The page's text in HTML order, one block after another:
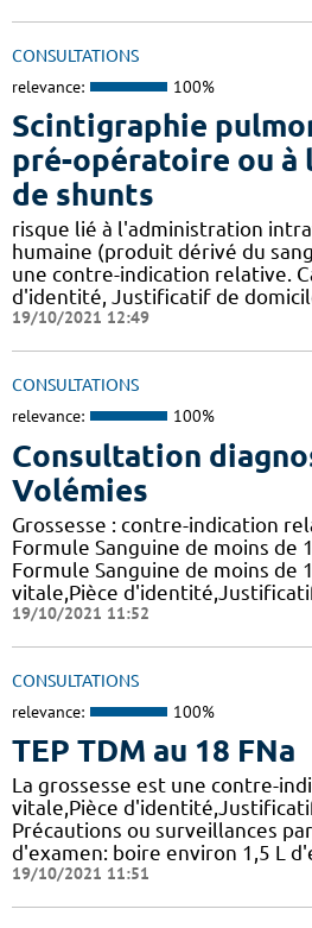
CONSULTATIONS
relevance: 100%
Scintigraphie
pré-opératoire ou à
de shunts
risque lié à l'administration
humaine (produit dérivé du
une contre-indication relative.
d'identité, Justificatif de
19/10/2021 12:49
CONSULTATIONS
relevance: 100%
Consultation
Volémies
Grossesse : contre-indication
Formule Sanguine de moins de
Formule Sanguine de moins de
vitale,Pièce
19/10/2021 11:52
CONSULTATIONS
relevance: 100%
TEP TDM au 18 FNa
La grossesse est une contre-
vitale,Pièce
Précautions ou surveillances
d'examen: boire environ 1,5 L
19/10/2021 11:51